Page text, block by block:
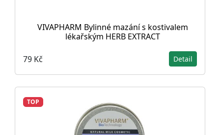
VIVAPHARM Bylinné mazání s kostivalem
lékařským HERB EXTRACT
79 Kč Detail
TOP